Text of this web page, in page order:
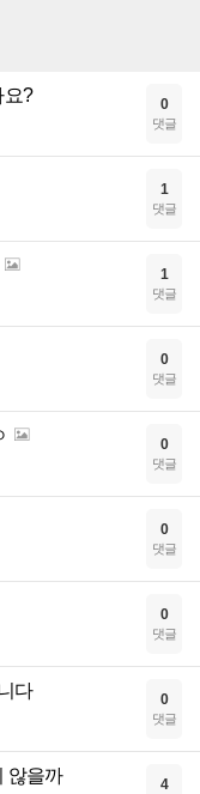
요? 0
댓글
1
댓글
1
댓글
0
댓글
0
댓글
0
댓글
0
댓글
다 0
댓글
않을까 4